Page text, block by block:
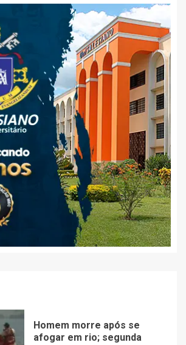
Homem morre após se
afogar em rio; segunda